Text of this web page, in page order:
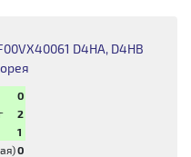
D4HA, D4HB
0
2
1
0